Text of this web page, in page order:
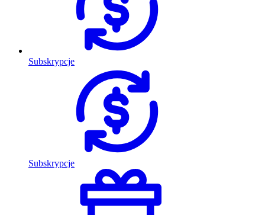
Subskrypcje
Subskrypcje